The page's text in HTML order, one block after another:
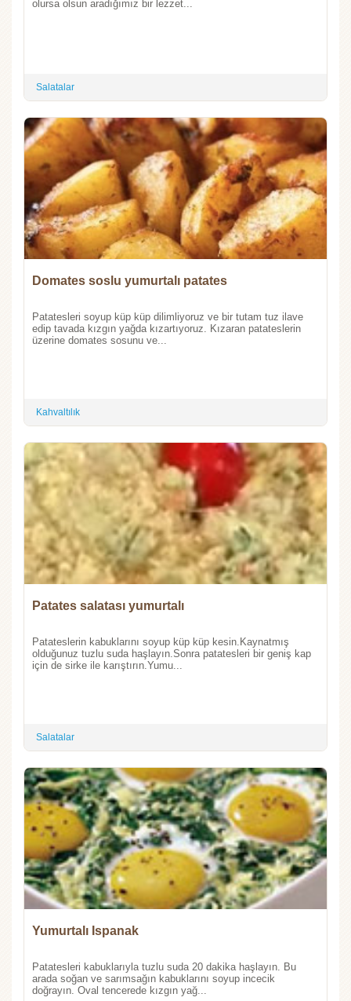
olursa olsun aradığımız bir lezzet...
Salatalar
Domates soslu yumurtalı patates
Patatesleri soyup küp küp dilimliyoruz ve bir tutam tuz ilave
edip tavada kızgın yağda kızartıyoruz. Kızaran patateslerin
üzerine domates sosunu ve...
Kahvaltılık
Patates salatası yumurtalı
Patateslerin kabuklarını soyup küp küp kesin.Kaynatmış
olduğunuz tuzlu suda haşlayın.Sonra patatesleri bir geniş kap
için de sirke ile karıştırın.Yumu...
Salatalar
Yumurtalı Ispanak
Patatesleri kabuklarıyla tuzlu suda 20 dakika haşlayın. Bu
arada soğan ve sarımsağın kabuklarını soyup incecik
doğrayın. Oval tencerede kızgın yağ...